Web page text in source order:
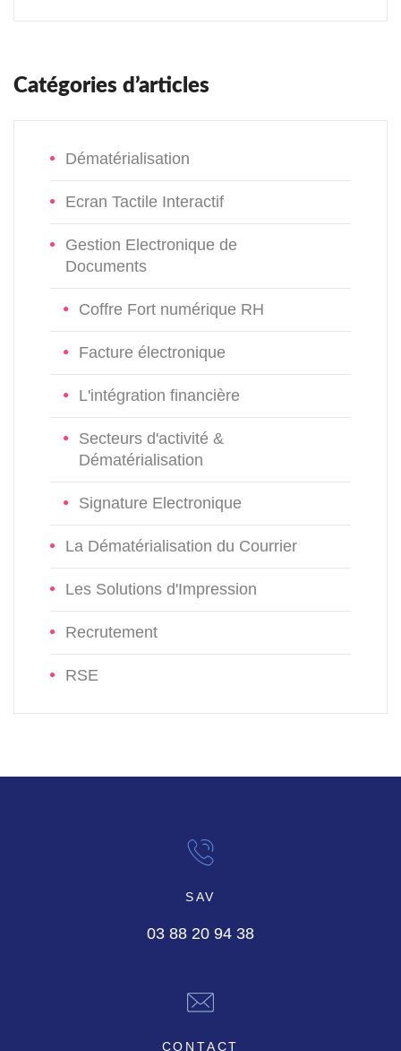
Catégories d’articles
Dématérialisation
Ecran Tactile Interactif
Gestion Electronique de
Documents
Coffre Fort numérique RH
Facture électronique
L'intégration financière
Secteurs d'activité &
Dématérialisation
Signature Electronique
La Dématérialisation du Courrier
Les Solutions d'Impression
Recrutement
RSE
SAV
03 88 20 94 38
CONTACT